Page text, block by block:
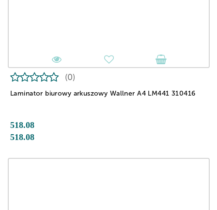
Laminator biurowy arkuszowy Wallner A4 LM441 310416
(0)
518.08
518.08